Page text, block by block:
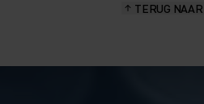
TERUG